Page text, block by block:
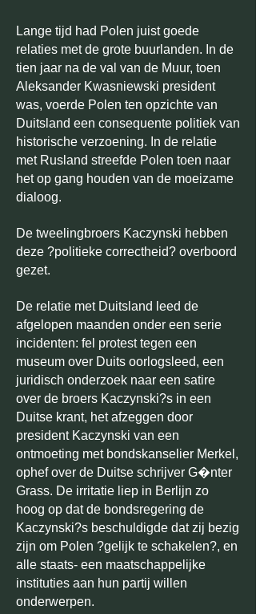
Lange tijd had Polen juist goede
relaties met de grote buurlanden. In de
tien jaar na de val van de Muur, toen
Aleksander Kwasniewski president
was, voerde Polen ten opzichte van
Duitsland een consequente politiek van
historische verzoening. In de relatie
met Rusland streefde Polen toen naar
het op gang houden van de moeizame
dialoog.
De tweelingbroers Kaczynski hebben
deze ?politieke correctheid? overboord
gezet.
De relatie met Duitsland leed de
afgelopen maanden onder een serie
incidenten: fel protest tegen een
museum over Duits oorlogsleed, een
juridisch onderzoek naar een satire
over de broers Kaczynski?s in een
Duitse krant, het afzeggen door
president Kaczynski van een
ontmoeting met bondskanselier Merkel,
ophef over de Duitse schrijver G�nter
Grass. De irritatie liep in Berlijn zo
hoog op dat de bondsregering de
Kaczynski?s beschuldigde dat zij bezig
zijn om Polen ?gelijk te schakelen?, en
alle staats- een maatschappelijke
instituties aan hun partij willen
onderwerpen.